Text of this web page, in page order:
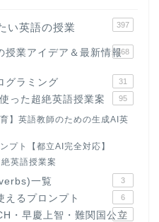
い英語の授業 397
授業アイデア＆最新情報168
グラミング 31
った超絶英語授業案 95
】英語教師のための生成AI英
プト【都立AI完全対応】
英語授業案
一覧 3
えるプロンプト 6
・早慶上智・難関国公立
22